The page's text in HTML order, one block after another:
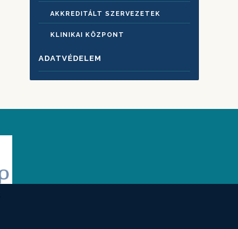
AKKREDITÁLT SZERVEZETEK
KLINIKAI KÖZPONT
ADATVÉDELEM